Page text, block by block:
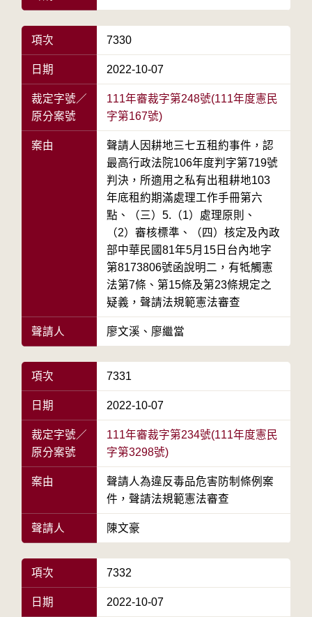
項次 7330
日期 2022-10-07
裁定字號／
原分案號
111年審裁字第248號(111年度憲民
字第167號)
案由
聲請人因耕地三七五租約事件，認
最高行政法院106年度判字第719號
判決，所適用之私有出租耕地103
年底租約期滿處理工作手冊第六
點、（三）5.（1）處理原則、
（2）審核標準、（四）核定及內政
部中華民國81年5月15日台內地字
第8173806號函說明二，有牴觸憲
法第7條、第15條及第23條規定之
疑義，聲請法規範憲法審查
聲請人 廖文溪、廖繼當
項次 7331
日期 2022-10-07
裁定字號／
原分案號
111年審裁字第234號(111年度憲民
字第3298號)
案由
聲請人為違反毒品危害防制條例案
件，聲請法規範憲法審查
聲請人 陳文豪
項次 7332
日期 2022-10-07